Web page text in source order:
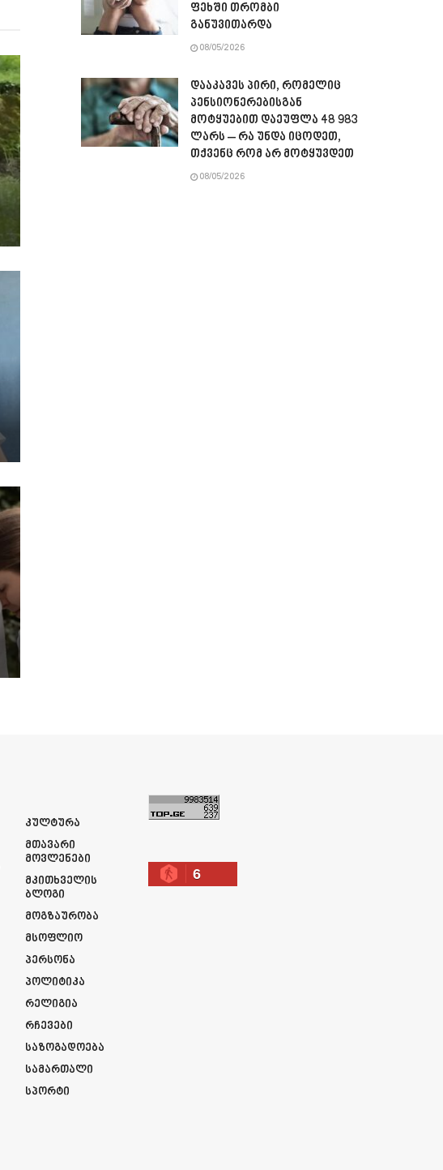
ფეხში თრომბი
განუვითარდა
08/05/2026
დააკავეს პირი, რომელიც
პენსიონერებისგან
მოტყუებით დაეუფლა 48 983
ლარს – რა უნდა იცოდეთ,
თქვენც რომ არ მოტყუვდეთ
08/05/2026
Კულტურა
Მთავარი
Მოვლენები
Მკითხველის
Ბლოგი
Მოგზაურობა
Მსოფლიო
Პერსონა
Პოლიტიკა
Რელიგია
Რჩევები
Საზოგადოება
Სამართალი
Სპორტი
6